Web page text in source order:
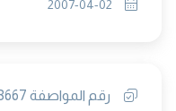
رقم المواصفة 3667-7 / 2001